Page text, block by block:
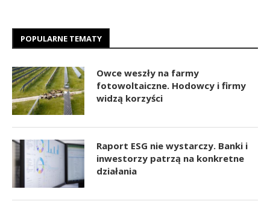
POPULARNE TEMATY
Owce weszły na farmy
fotowoltaiczne. Hodowcy i firmy
widzą korzyści
Raport ESG nie wystarczy. Banki i
inwestorzy patrzą na konkretne
działania